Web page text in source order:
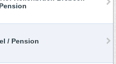
/ Pension